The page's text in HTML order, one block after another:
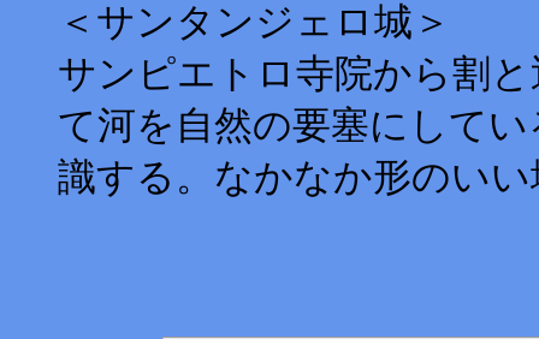
＜サンタンジェロ城＞
サンピエトロ寺院から割
て河を自然の要塞にして
識する。なかなか形のい